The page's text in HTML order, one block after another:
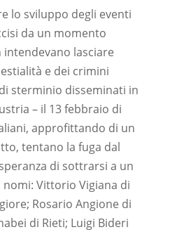
lo sviluppo degli eventi
da un momento
intendevano lasciare
e dei crimini
sterminio disseminati in
– il 13 febbraio di
approfittando di un
tentano la fuga dal
di sottrarsi a un
Vittorio Vigiana di
Rosario Angione di
di Rieti; Luigi Bideri